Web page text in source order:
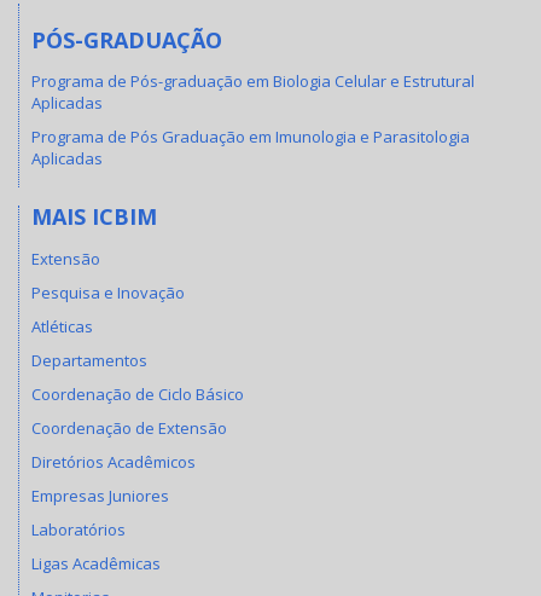
PÓS-GRADUAÇÃO
Programa de Pós-graduação em Biologia Celular e Estrutural
Aplicadas
Programa de Pós Graduação em Imunologia e Parasitologia
Aplicadas
MAIS ICBIM
Extensão
Pesquisa e Inovação
Atléticas
Departamentos
Coordenação de Ciclo Básico
Coordenação de Extensão
Diretórios Acadêmicos
Empresas Juniores
Laboratórios
Ligas Acadêmicas